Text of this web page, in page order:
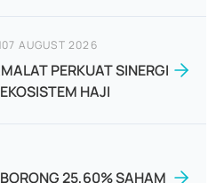
|07 AUGUST 2026
PERKUAT SINERGI
HAJI
25,60% SAHAM